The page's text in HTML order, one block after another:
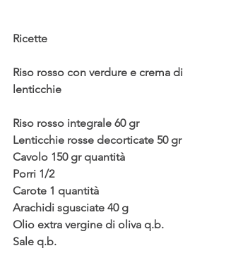
Ricette
Riso rosso con verdure e crema di
lenticchie
Riso rosso integrale 60 gr
Lenticchie rosse decorticate 50 gr
Cavolo 150 gr quantità
Porri 1/2
Carote 1 quantità
Arachidi sgusciate 40 g
Olio extra vergine di oliva q.b.
Sale q.b.